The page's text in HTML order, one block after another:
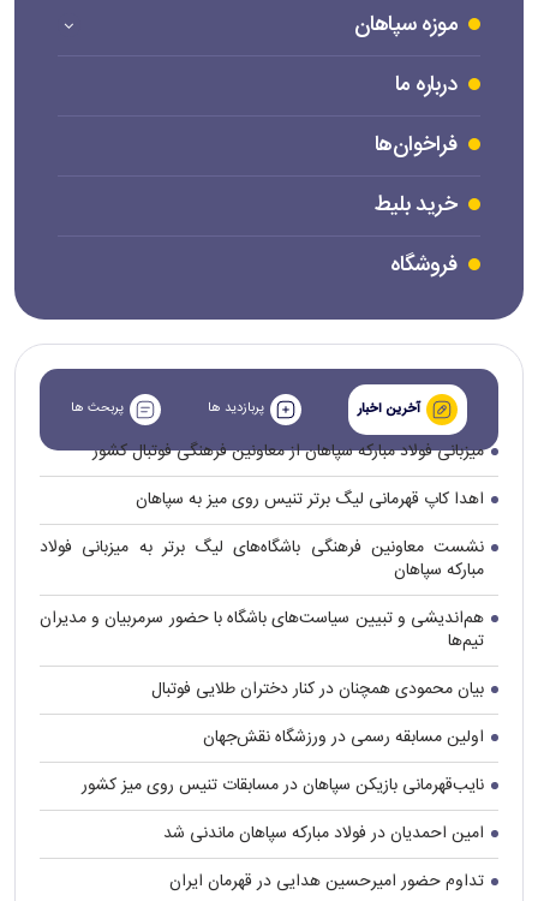
موزه سپاهان
درباره ما
فراخوان‌ها
خرید بلیط
فروشگاه
آخرین اخبار پربازدید ها پربحث ها
میزبانی فولاد مبارکه سپاهان از معاونین فرهنگی فوتبال کشور
اهدا کاپ قهرمانی لیگ برتر تنیس روی میز به سپاهان
نشست معاونین فرهنگی باشگاه‌های لیگ برتر به میزبانی فولاد
مبارکه سپاهان
هم‌اندیشی و تبیین سیاست‌های باشگاه با حضور سرمربیان و مدیران
تیم‌ها
بیان محمودی همچنان در کنار دختران طلایی فوتبال
اولین مسابقه رسمی در ورزشگاه نقش‌جهان
نایب‌قهرمانی بازیکن سپاهان در مسابقات تنیس روی میز کشور
امین احمدیان در فولاد مبارکه سپاهان ماندنی شد
تداوم حضور امیرحسین هدایی در قهرمان ایران